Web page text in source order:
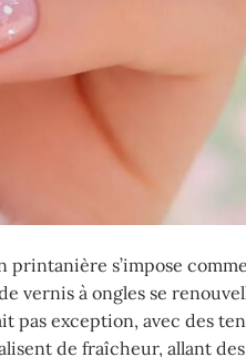
printanière s’impose
vernis à ongles se
pas exception, avec des
de fraîcheur, allant